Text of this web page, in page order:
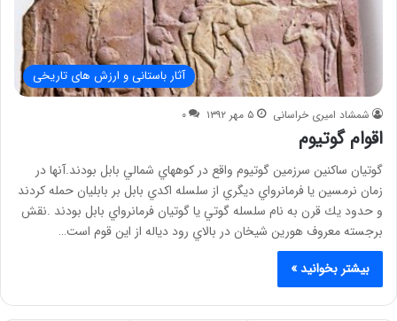
آثار باستانی و ارزش های تاریخی
شمشاد امیری خراسانی ۵ مهر ۱۳۹۲ ۰
اقوام گوتیوم
گوتيان ساكنين سرزمين گوتيوم واقع در كوههاي شمالي بابل بودند.آنها در
زمان نرمسين يا فرمانرواي ديگري از سلسله اكدي بابل بر بابليان حمله كردند
و حدود يك قرن به نام سلسله گوتي يا گوتيان فرمانرواي بابل بودند .نقش
برجسته معروف هورين شيخان در بالاي رود دياله از اين قوم است…
بیشتر بخوانید »